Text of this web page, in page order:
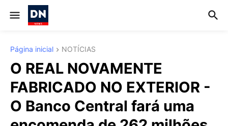
Página inicial NOTÍCIAS
O REAL NOVAMENTE
FABRICADO NO EXTERIOR -
O Banco Central fará uma